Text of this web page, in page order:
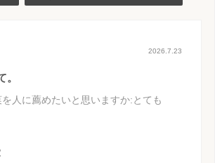
2026.7.23
人に薦めたいと思いますか:とても